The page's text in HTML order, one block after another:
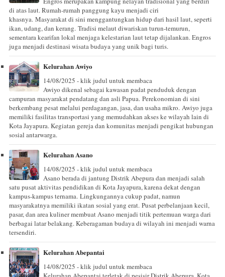
di atas laut. Rumah-rumah panggung kayu menjadi ciri
khasnya. Masyarakat di sini menggantungkan hidup dari hasil laut, seperti
ikan, udang, dan kerang. Tradisi melaut diwariskan turun-temurun,
sementara kearifan lokal menjaga kelestarian laut tetap dijalankan. Engros
juga menjadi destinasi wisata budaya yang unik bagi turis.
Kelurahan Awiyo
14/08/2025 - klik judul untuk membaca
Awiyo dikenal sebagai kawasan padat penduduk dengan
campuran masyarakat pendatang dan asli Papua. Perekonomian di sini
berkembang pesat melalui perdagangan, jasa, dan usaha mikro. Awiyo juga
memiliki fasilitas transportasi yang memudahkan akses ke wilayah lain di
Kota Jayapura. Kegiatan gereja dan komunitas menjadi pengikat hubungan
sosial antarwarga.
Kelurahan Asano
14/08/2025 - klik judul untuk membaca
Asano berada di jantung Distrik Abepura dan menjadi salah
satu pusat aktivitas pendidikan di Kota Jayapura, karena dekat dengan
kampus-kampus ternama. Lingkungannya cukup padat, namun
masyarakatnya memiliki ikatan sosial yang erat. Pusat perbelanjaan kecil,
pasar, dan area kuliner membuat Asano menjadi titik pertemuan warga dari
berbagai latar belakang. Keberagaman budaya di wilayah ini menjadi warna
tersendiri.
Kelurahan Abepantai
14/08/2025 - klik judul untuk membaca